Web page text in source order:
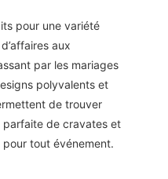
pour une variété
aux
par les mariages
polyvalents et
de trouver
parfaite de cravates et
tout événement.